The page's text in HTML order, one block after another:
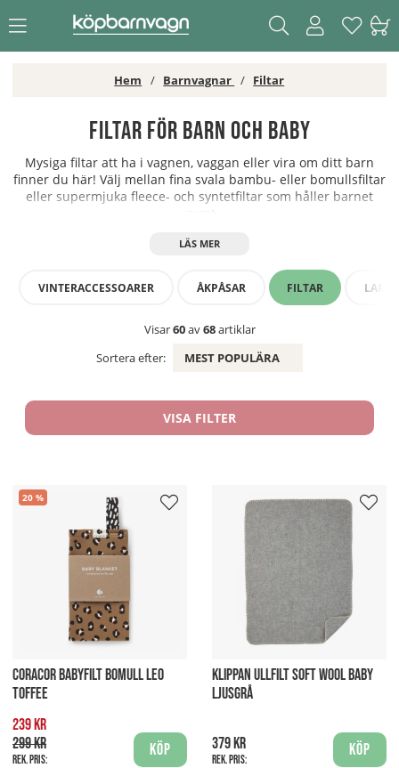
Hem Barnvagnar Filtar
Filtar för barn och baby
Mysiga filtar att ha i vagnen, vaggan eller vira om ditt barn
finner du här! Välj mellan fina svala bambu- eller bomullsfiltar
eller supermjuka fleece- och syntetfiltar som håller barnet
VINTERACCESSOARER ÅKPÅSAR FILTAR
Visar60av68artiklar
Sortera efter:
MEST POPULÄRA
VISA FILTER
20
CORACOR BABYFILT BOMULL LEO
TOFFEE
239 kr
299 kr
Rek. pris:
Köp
KLIPPAN ULLFILT SOFT WOOL BABY
LJUSGRÅ
379 kr
Rek. pris:
Köp